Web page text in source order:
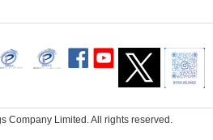
Company Limited.All rights reserved.